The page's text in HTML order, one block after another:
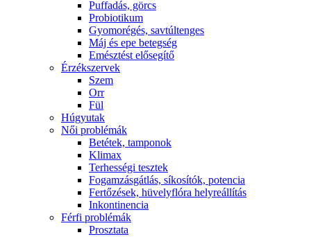
Puffadás, görcs
Probiotikum
Gyomorégés, savtúltenges
Máj és epe betegség
Emésztést elősegítő
Érzékszervek
Szem
Orr
Fül
Húgyutak
Női problémák
Betétek, tamponok
Klimax
Terhességi tesztek
Fogamzásgátlás, síkosítók, potencia
Fertőzések, hüvelyflóra helyreállítás
Inkontinencia
Férfi problémák
Prosztata